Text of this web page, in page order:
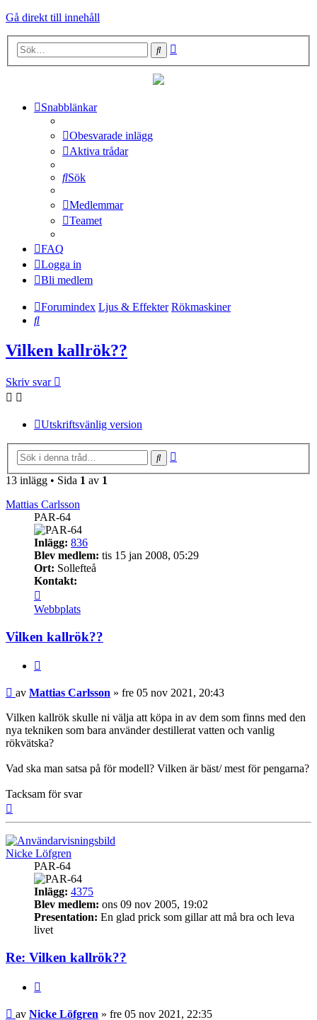
Gå direkt till innehåll
Sök
Snabblänkar
Obesvarade inlägg
Aktiva trådar
Sök
Medlemmar
Teamet
FAQ
Logga in
Bli medlem
Forumindex Ljus & Effekter Rökmaskiner
Sök
Vilken kallrök??
Skriv svar
Utskriftsvänlig version
Sök
13 inlägg • Sida 1 av 1
Mattias Carlsson
PAR-64
Inlägg: 836
Blev medlem: tis 15 jan 2008, 05:29
Ort: Sollefteå
Kontakt:
Mattias
Carlsson
Webbplats
Vilken kallrök??
Inlägg
av Mattias Carlsson » fre 05 nov 2021, 20:43
Vilken kallrök skulle ni välja att köpa in av dem som finns med den
nya tekniken som bara använder destillerat vatten och vanlig
rökvätska?
Vad ska man satsa på för modell? Vilken är bäst/ mest för pengarna?
Tacksam för svar
Nicke Löfgren
PAR-64
Inlägg: 4375
Blev medlem: ons 09 nov 2005, 19:02
Presentation: En glad prick som gillar att må bra och leva
livet
Re: Vilken kallrök??
Inlägg
av Nicke Löfgren » fre 05 nov 2021, 22:35